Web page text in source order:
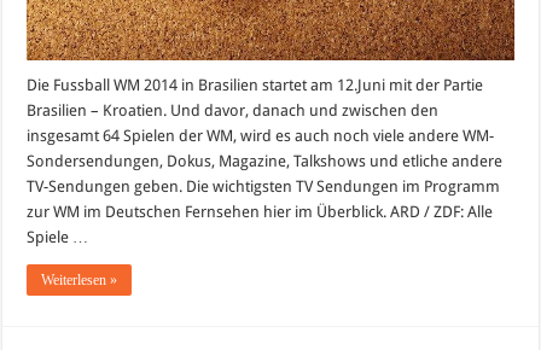
Die Fussball WM 2014 in Brasilien startet am 12.Juni mit der Partie
Brasilien – Kroatien. Und davor, danach und zwischen den
insgesamt 64 Spielen der WM, wird es auch noch viele andere WM-
Sondersendungen, Dokus, Magazine, Talkshows und etliche andere
TV-Sendungen geben. Die wichtigsten TV Sendungen im Programm
zur WM im Deutschen Fernsehen hier im Überblick. ARD / ZDF: Alle
Spiele …
Weiterlesen »